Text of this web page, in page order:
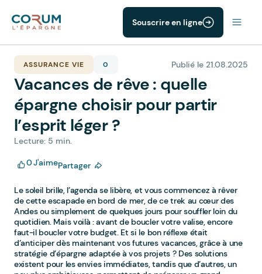
Souscrire en ligne
ASSURANCE VIE 0 Publié le 21.08.2025
Vacances de rêve : quelle
épargne choisir pour partir
l’esprit léger ?
Lecture: 5 min.
0J'aimePartager
Le soleil brille, l’agenda se libère, et vous commencez à rêver
de cette escapade en bord de mer, de ce trek au cœur des
Andes ou simplement de quelques jours pour souffler loin du
quotidien. Mais voilà : avant de boucler votre valise, encore
faut-il boucler votre budget. Et si le bon réflexe était
d’anticiper dès maintenant vos futures vacances, grâce à une
stratégie d’épargne adaptée à vos projets ? Des solutions
existent pour les envies immédiates, tandis que d’autres, un